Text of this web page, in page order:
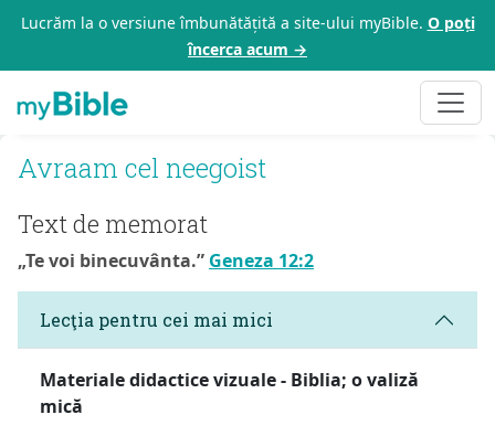
Lucrăm la o versiune îmbunătățită a site-ului myBible. O poți
încerca acum →
Avraam cel neegoist
Text de memorat
„Te voi binecuvânta.” Geneza 12:2
Lecţia pentru cei mai mici
Materiale didactice vizuale - Biblia; o valiză
mică